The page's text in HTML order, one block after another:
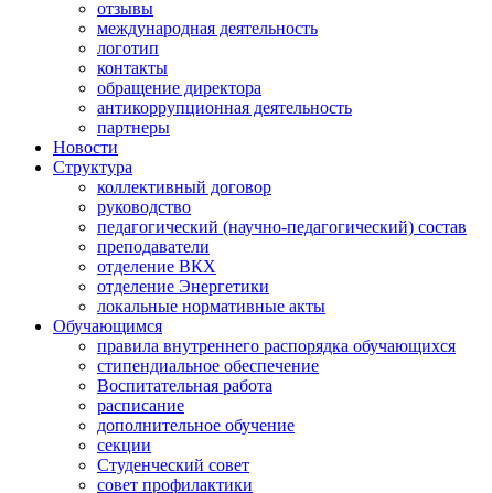
отзывы
международная деятельность
логотип
контакты
обращение директора
антикоррупционная деятельность
партнеры
Новости
Структура
коллективный договор
руководство
педагогический (научно-педагогический) состав
преподаватели
отделение ВКХ
отделение Энергетики
локальные нормативные акты
Обучающимся
правила внутреннего распорядка обучающихся
стипендиальное обеспечение
Воспитательная работа
расписание
дополнительное обучение
секции
Студенческий совет
совет профилактики